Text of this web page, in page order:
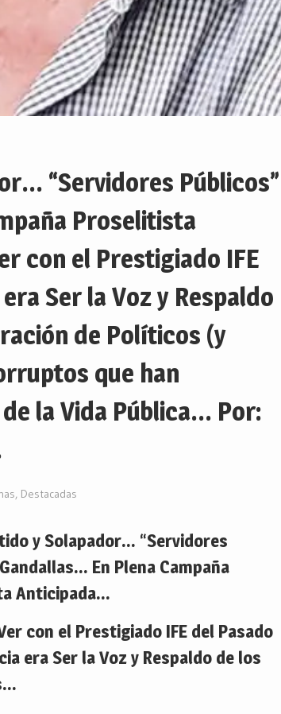
“Servidores Públicos”
Proselitista
con el Prestigiado IFE
Ser la Voz y Respaldo
de Políticos (y
que han
la Vida Pública… Por:
, Destacadas
y Solapador… “Servidores
En Plena Campaña
Anticipada…
con el Prestigiado IFE del Pasado
era Ser la Voz y Respaldo de los